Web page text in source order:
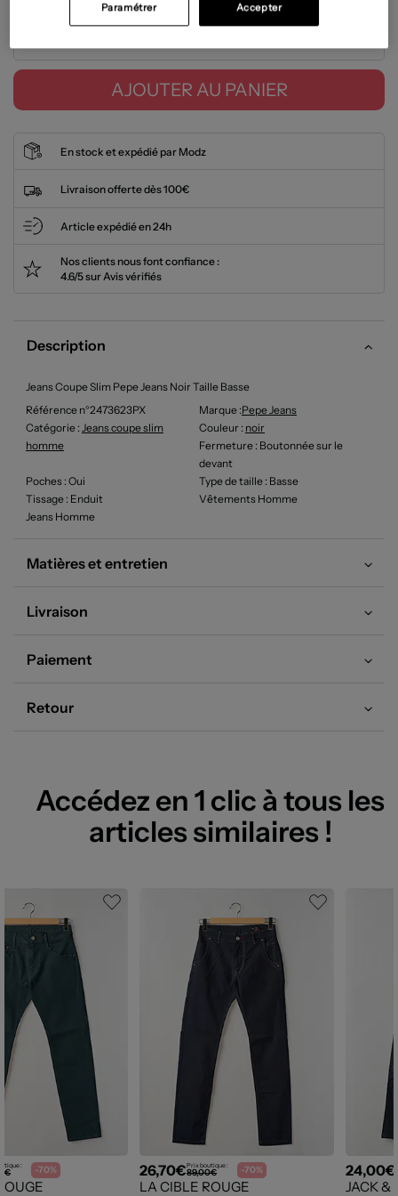
AJOUTER AU PANIER
En stock et expédié par Modz
Livraison offerte dès 100€
Article expédié en 24h
Nos clients nous font confiance :
4.6/5 sur Avis vérifiés
Description
Jeans Coupe Slim Pepe Jeans Noir Taille Basse
Référence n°2473623PX
Marque :Pepe Jeans
Catégorie : Jeans coupe slim
homme
Couleur : noir
Fermeture : Boutonnée sur le
devant
Poches : Oui Type de taille : Basse
Tissage : Enduit
Vêtements Homme
Jeans Homme
Matières et entretien
Livraison
Paiement
Retour
Accédez en 1 clic à tous les
articles similaires !
: -70% 26,70€Prix boutique :
89,00€ -70%
LA CIBLE ROUGE
24,00€
JACK &
Accepter
Paramétrer